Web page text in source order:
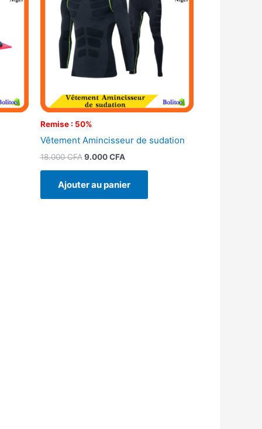
Remise : 50%
Vêtement Amincisseur de sudation
18.000CFA
18.000 CFA.
9.000CFA
9.000 CFA.
Ajouter au panier